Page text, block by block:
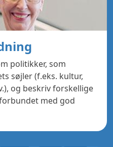
politikker, som
søjler (f.eks. kultur,
og beskriv forskellige
med god